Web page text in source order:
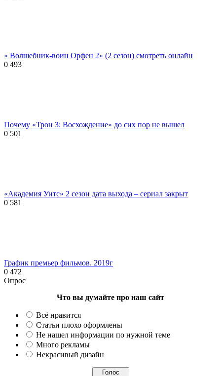
« Волшебник-воин Орфен 2» (2 сезон) смотреть онлайн
0 493
Почему «Трон 3: Восхождение» до сих пор не вышел
0 501
«Академия Уитс» 2 сезон дата выхода – сериал закрыт
0 581
График премьер фильмов. 2019г
0 472
Опрос
Что вы думайте про наш сайт
Всё нравится
Статьи плохо оформлены
Не нашел информации по нужной теме
Много рекламы
Некрасивый дизайн